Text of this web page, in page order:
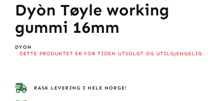
Dyòn Tøyle working
gummi 16mm
DYON
DETTE PRODUKTET ER FOR TIDEN UTSOLGT OG UTILGJENGELIG.
RASK LEVERING I HELE NORGE!